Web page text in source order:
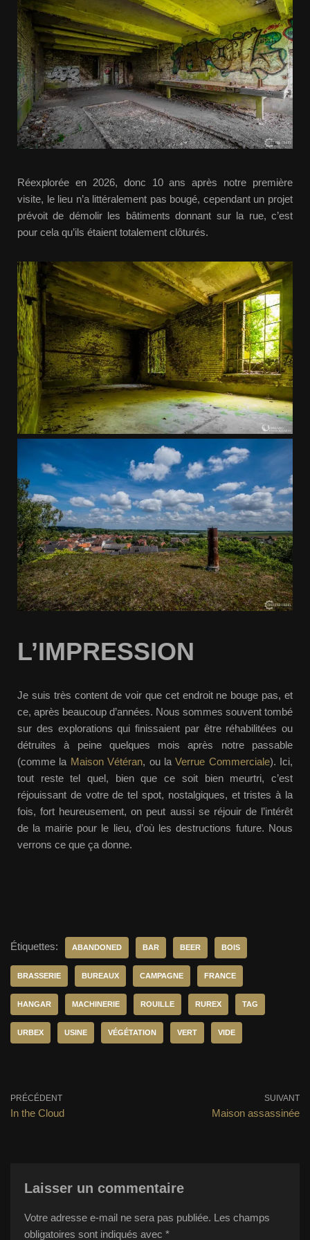
Réexplorée en 2026, donc 10 ans après notre première
visite, le lieu n’a littéralement pas bougé, cependant un projet
prévoit de démolir les bâtiments donnant sur la rue, c’est
pour cela qu’ils étaient totalement clôturés.
L’IMPRESSION
Je suis très content de voir que cet endroit ne bouge pas, et
ce, après beaucoup d’années. Nous sommes souvent tombé
sur des explorations qui finissaient par être réhabilitées ou
détruites à peine quelques mois après notre passable
(comme la Maison Vétéran, ou laVerrue Commerciale). Ici,
tout reste tel quel, bien que ce soit bien meurtri, c’est
réjouissant de votre de tel spot, nostalgiques, et tristes à la
fois, fort heureusement, on peut aussi se réjouir de l’intérêt
de la mairie pour le lieu, d’où les destructions future. Nous
verrons ce que ça donne.
Étiquettes: ABANDONED BAR BEER BOIS
BRASSERIE BUREAUX CAMPAGNE FRANCE
HANGAR MACHINERIE ROUILLE RUREX TAG
URBEX USINE VÉGÉTATION VERT VIDE
PRÉCÉDENT
In the Cloud
SUIVANT
Maison assassinée
Laisser un commentaire
Votre adresse e-mail ne sera pas publiée. Les champs
obligatoires sont indiqués avec *